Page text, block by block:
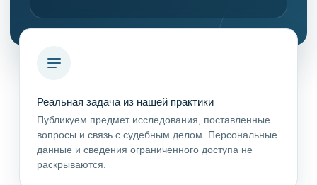
Реальная задача из нашей практики
Публикуем предмет исследования, поставленные
вопросы и связь с судебным делом. Персональные
данные и сведения ограниченного доступа не
раскрываются.